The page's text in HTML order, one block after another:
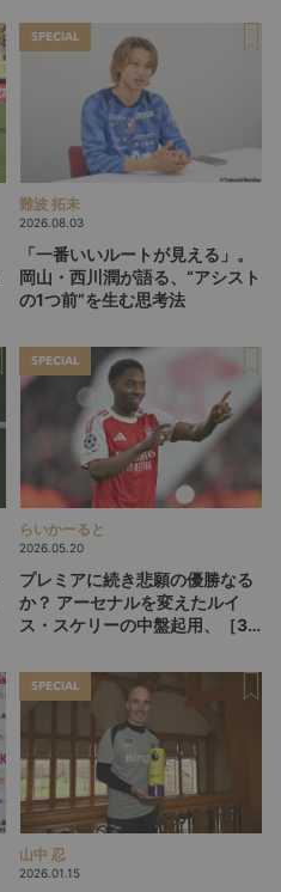
SPECIAL
難波 拓未
2026.08.03
「一番いいルートが見える」。
岡山・西川潤が語る、“アシスト
の1つ前”を生む思考法
SPECIAL
らいかーると
2026.05.20
プレミアに続き悲願の優勝なる
か？ アーセナルを変えたルイ
ス・スケリーの中盤起用、［3-
肢
SPECIAL
山中 忍
2026.01.15